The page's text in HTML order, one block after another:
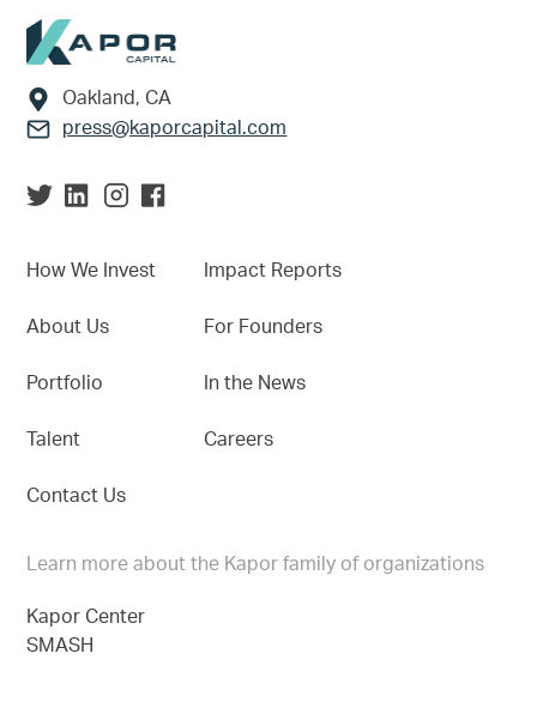
Footer
Oakland, CA
press@kaporcapital.com
How We Invest
About Us
Portfolio
Talent
Contact Us
Impact Reports
For Founders
In the News
Careers
Learn more about the Kapor family of organizations
Kapor Center
SMASH